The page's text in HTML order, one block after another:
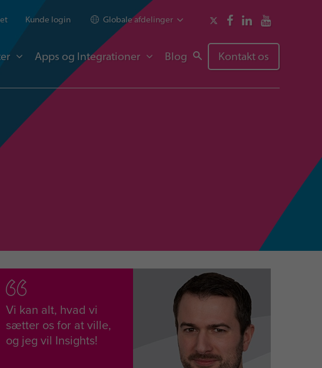
Kunde login Globale afdelinger
Apps og Integrationer Blog Kontakt os
Vi kan alt, hvad vi
sætter os for at ville,
og jeg vil Insights!